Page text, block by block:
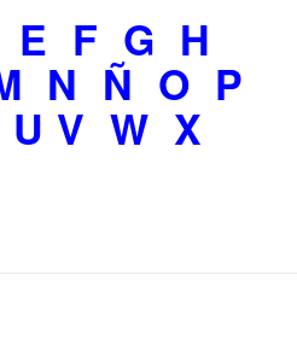
E F G H
N Ñ O P
U V W X